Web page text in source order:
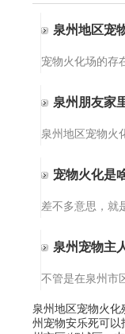
宠物火化是
泉州宠物主
泉州地区宠物火化
州宠物安乐死可以